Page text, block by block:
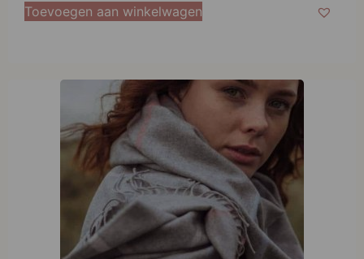
Toevoegen aan winkelwagen